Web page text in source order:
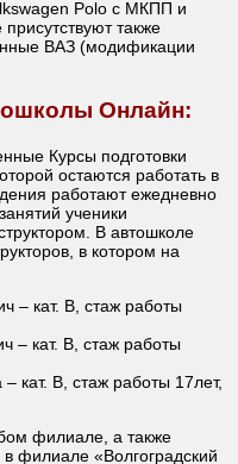
Polo с МКПП и
также
ВАЗ (модификации
Онлайн:
Курсы подготовки
остаются работать в
работают ежедневно
ученики
В автошколе
в котором на
– кат. В, стаж работы
– кат. В, стаж работы
кат. В, стаж работы 17лет,
филиале, а также
филиале «Волгоградский